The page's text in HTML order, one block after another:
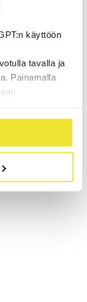
käyttöön
tavalla ja
Painamalla